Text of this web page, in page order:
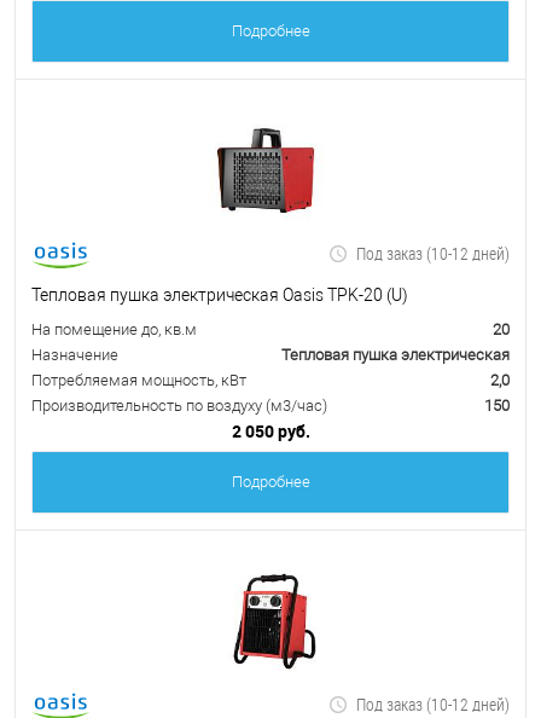
Подробнее
Под заказ (10-12 дней)
Тепловая пушка электрическая Oasis TPK-20 (U)
На помещение до, кв.м
20
Назначение
Тепловая пушка электрическая
Потребляемая мощность, кВт
2,0
Производительность по воздуху (м3/час)
150
2 050 руб.
Подробнее
Под заказ (10-12 дней)